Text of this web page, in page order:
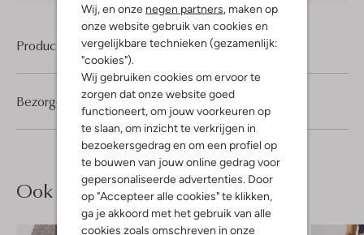
Wij, en onze negen partners , maken op
onze website gebruik van cookies en
vergelijkbare technieken (gezamenlijk:
"cookies").
Wij gebruiken cookies om ervoor te
zorgen dat onze website goed
functioneert, om jouw voorkeuren op
te slaan, om inzicht te verkrijgen in
bezoekersgedrag en om een profiel op
te bouwen van jouw online gedrag voor
gepersonaliseerde advertenties. Door
op "Accepteer alle cookies" te klikken,
ga je akkoord met het gebruik van alle
cookies zoals omschreven in onze
Product informatie
Bezorgen & retourneren
Ook iets voor jou?